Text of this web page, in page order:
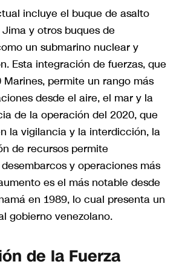
incluye el buque de asalto
y otros buques de
un submarino nuclear y
Esta integración de fuerzas, que
Marines, permite un rango más
desde el aire, el mar y la
de la operación del 2020, que
la vigilancia y la interdicción, la
de recursos permite
y operaciones más
es el más notable desde
en 1989, lo cual presenta un
gobierno venezolano.
de la Fuerza